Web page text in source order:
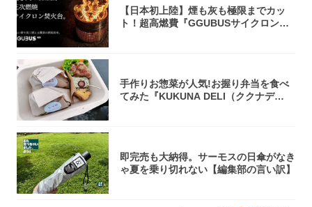
【日本初上陸】煙も灰も極限までカッ
ト！超高燃費『GGUBUSサイクロン焚
手作りお惣菜が人気!お握り弁当を食べ
てみた『KUKUNA DELI（ククナデ
即完売も大納得。サーモスの日傘がなき
ゃ夏を乗り切れない【編集部の言い訳】